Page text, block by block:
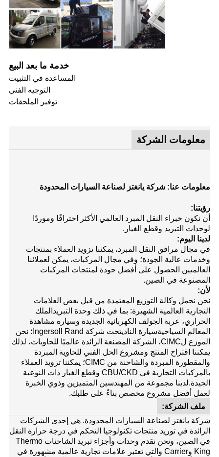
خدمة ما بعد البيع
المساعدة في التثبيت
التوجيه الفني
توفير الملحقات
معلومات الشركة
معلومات عنا: شركة يانغتز لصناعة السيارات المحدودة
رؤيتنا:
أن نكون خبراء النقل المبرد العالمي الأكثر احترافًا وموردًا
لوحدات التبريد وقطع الغيار.
لدينا اليوم:
في مجال مرافق النقل المبرد، يمكننا تزويد العملاء بمنتجات
وخدمات عالية الجودة؛ وفي مجال المركبات، يمكن لعملائنا
العالميين الحصول على أفضل جودة لمنتجات المركبات
المصنوعة في الصين.
لأن:
نحن نحمل وكالة التوزيع المعتمدة من قبل بعض العلامات
التجارية العالمية الشهيرة: بما في ذلك وحدة التبريد الملك
الحراري، عربة الجولف الكهربائية الجديدة وسيارة مشاهدة
المعالم السياحيةسيارة النادي
تحت شركة Ingersoll Rand؛ نحن
الموزع لCIMC، الشركة المصنعة الرائدة عالميًا للحاويات، لذلك
يمكننا اقتراح المنتج ومشروع الحل الفني للحاوية المبردة
والمقطورة المبردة والشاحنة من CIMC؛ يمكننا تزويد العملاء
بالمركبات التجارية في CBU/CKD وقطع الغيار ذات النوعية
الجيدة.لدينا مجموعة من المهندسين المتميزين وذوي الخبرة
لعمل أفضل مشروع مخصص بناءً على طلبك.
ملف الشركة:
شركة يانغتز لصناعة السيارات المحدودة. هي إحدى الشركات
الرائدة في توريد منتجات تكنولوجيا التحكم في درجة حرارة النقل
في الصين، ونحن نقدم وحدات وأجزاء تبريد الشاحنات Thermo
King وCarrier والتي تعتبر علامات تجارية عالمية مشهورة في